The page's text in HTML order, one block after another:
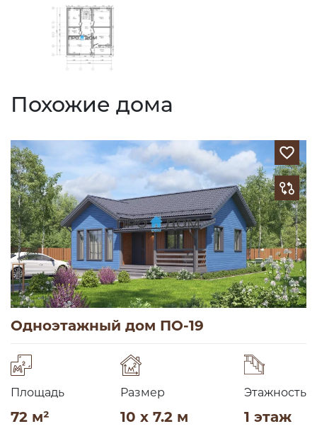
Похожие дома
Одноэтажный дом ПО-19
Площадь
72 м²
Размер
10 x 7.2 м
Этажность
1 этаж